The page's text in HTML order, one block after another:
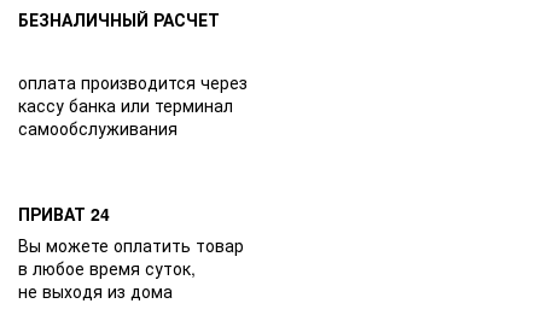
БЕЗНАЛИЧНЫЙ РАСЧЕТ
оплата производится через
кассу банка или терминал
самообслуживания
ПРИВАТ 24
Вы можете оплатить товар
в любое время суток,
не выходя из дома